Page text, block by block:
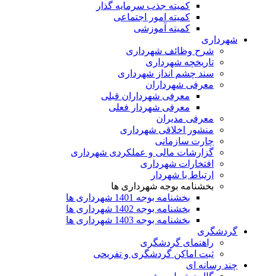
کمیته جذب سرمایه گذار
کمیته امور اجتماعی
کمیته آموزشی
شهرداری
شرح وظائف شهرداری
تاریخچه شهرداری
سند چشم انداز شهرداری
معرفی شهرداران
معرفی شهرداران قبلی
معرفی شهردار فعلی
معرفی مدیران
منشور اخلاقی شهرداری
چارت سازمانی
گزارشات مالی و عملکردی شهرداری
افتخارات شهرداری
ارتباط با شهردار
بخشنامه بوجه شهرداری ها
بخشنامه بوجه 1401 شهرداری ها
بخشنامه بوجه 1402 شهرداری ها
بخشنامه بوجه 1403 شهرداری ها
گردشگری
راهنمای گردشگری
ثبت اماکن گردشگری و تفریحی
چند رسانه ای